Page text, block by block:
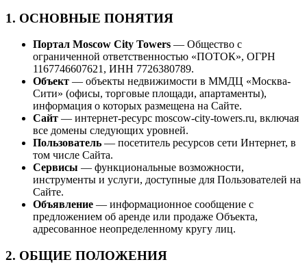
1. ОСНОВНЫЕ ПОНЯТИЯ
Портал Moscow City Towers — Общество с
ограниченной ответственностью «ПОТОК», ОГРН
1167746607621, ИНН 7726380789.
Объект — объекты недвижимости в ММДЦ «Москва-
Сити» (офисы, торговые площади, апартаменты),
информация о которых размещена на Сайте.
Сайт — интернет-ресурс moscow-city-towers.ru, включая
все домены следующих уровней.
Пользователь — посетитель ресурсов сети Интернет, в
том числе Сайта.
Сервисы — функциональные возможности,
инструменты и услуги, доступные для Пользователей на
Сайте.
Объявление — информационное сообщение с
предложением об аренде или продаже Объекта,
адресованное неопределенному кругу лиц.
2. ОБЩИЕ ПОЛОЖЕНИЯ